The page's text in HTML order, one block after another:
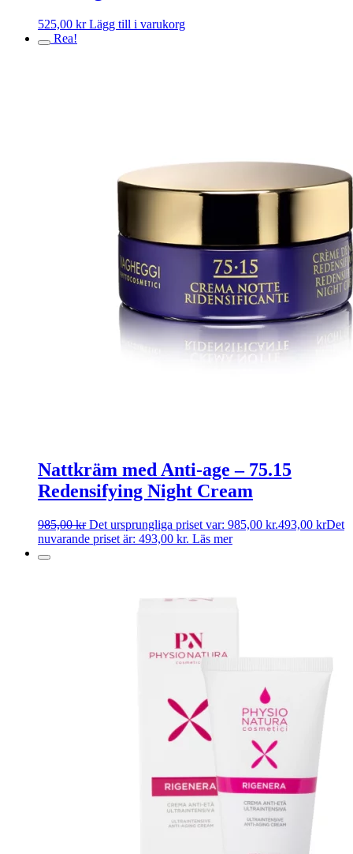
525,00 kr Lägg till i varukorg
Rea!
Nattkräm med Anti-age – 75.15
Redensifying Night Cream
985,00kr Det ursprungliga priset var: 985,00 kr.493,00 krDet
nuvarande priset är: 493,00 kr. Läs mer